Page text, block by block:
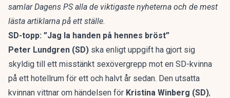
samlar Dagens PS alla de viktigaste nyheterna och de mest
lästa artiklarna på ett ställe.
SD-topp: ”Jag la handen på hennes bröst”
Peter Lundgren (SD) ska enligt uppgift ha gjort sig
skyldig till ett misstänkt sexövergrepp mot en SD-kvinna
på ett hotellrum för ett och halvt år sedan. Den utsatta
kvinnan vittnar om händelsen för Kristina Winberg (SD),